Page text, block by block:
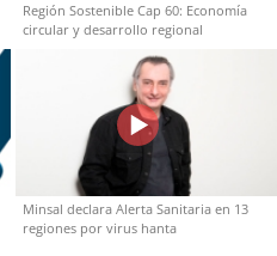
Región Sostenible Cap 60: Economía
circular y desarrollo regional
Minsal declara Alerta Sanitaria en 13
regiones por virus hanta